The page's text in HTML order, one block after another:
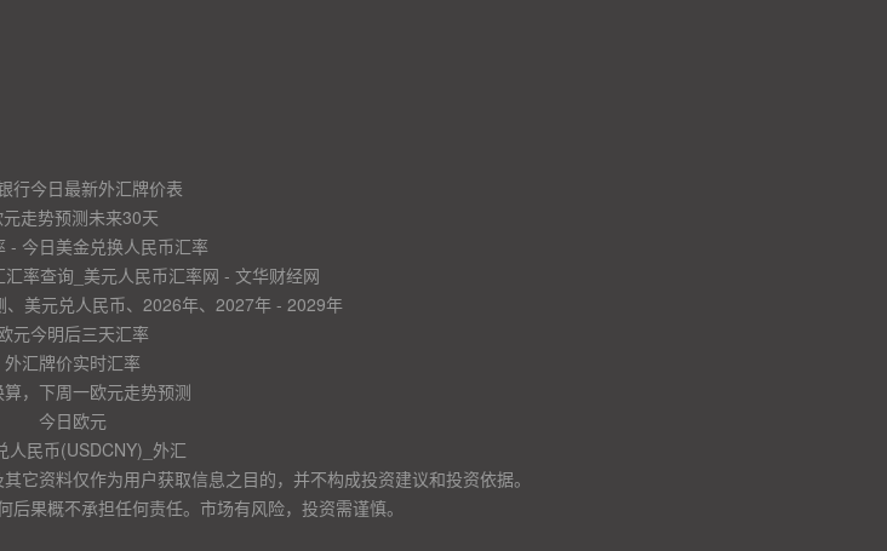
行今日最新外汇牌价表
元走势预测未来30天
- 今日美金兑换人民币汇率
率查询_美元人民币汇率网 - 文华财经网
、美元兑人民币、2026年、2027年 - 2029年
元今明后三天汇率
外汇牌价实时汇率
算，下周一欧元走势预测
今日欧元
人民币(USDCNY)_外汇
它资料仅作为用户获取信息之目的，并不构成投资建议和投资依据。
果概不承担任何责任。市场有风险，投资需谨慎。